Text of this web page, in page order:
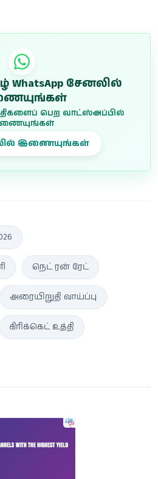
WhatsApp சேனலில்
பெற வாட்ஸ்அப்பில்
இணையுங்கள்
நெட் ரன் ரேட்
அரையிறுதி வாய்ப்பு
கிரிக்கெட் உத்தி